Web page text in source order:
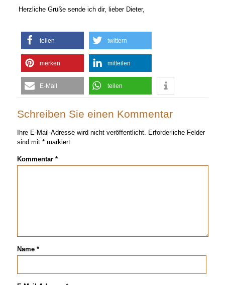
Herzliche Grüße sende ich dir, lieber Dieter,
teilen twittern
merken mitteilen
E-Mail teilen
Schreiben Sie einen Kommentar
Ihre E-Mail-Adresse wird nicht veröffentlicht. Erforderliche Felder
sind mit *markiert
Kommentar *
Name *